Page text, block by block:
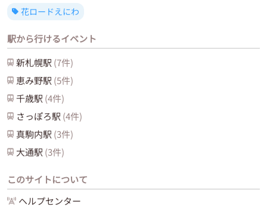
花ロードえにわ
駅から行けるイベント
新札幌駅 (7件)
恵み野駅 (5件)
千歳駅 (4件)
さっぽろ駅 (4件)
真駒内駅 (3件)
大通駅 (3件)
このサイトについて
ヘルプセンター